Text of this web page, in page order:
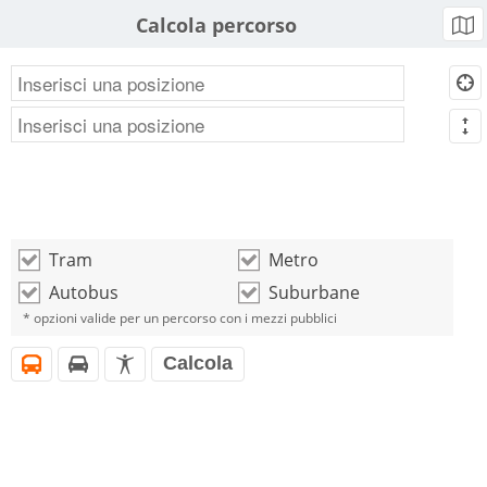
Calcola percorso b
d
m
o Tram o Metro
o Autobus o Suburbane
* opzioni valide per un percorso con i mezzi pubblici
i h l Calcola